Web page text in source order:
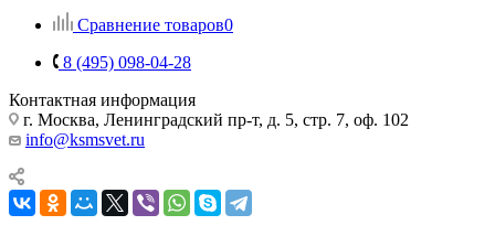
Сравнение товаров0
8 (495) 098-04-28
Контактная информация
г. Москва, Ленинградский пр-т, д. 5, стр. 7, оф. 102
info@ksmsvet.ru